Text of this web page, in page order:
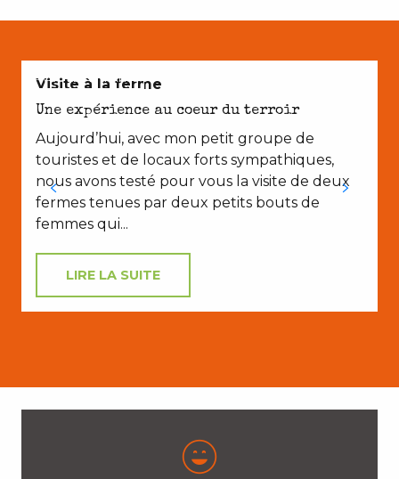
AVEC LES ENFANTS
Visite à la ferme
Une expérience au coeur du terroir
Aujourd’hui, avec mon petit groupe de
touristes et de locaux forts sympathiques,
nous avons testé pour vous la visite de deux
fermes tenues par deux petits bouts de
femmes qui...
LIRE LA SUITE